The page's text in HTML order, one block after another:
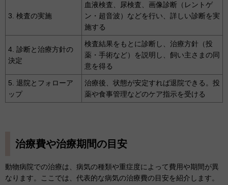
3. 検査の実施
血液検査、尿検査、画像診断（レントゲ
ン・超音波）などを行い、詳しい診断を実
施する
4. 診断と治療方針の
決定
検査結果をもとに診断し、治療方針（投
薬・手術など）を説明し、飼い主さまの同
意を得る
5. 退院とフォローア
ップ
治療後、状態が安定すれば退院できる。投
薬や食事管理などのケア指示を受ける
治療費や治療期間の目安
動物病院での治療は、病気の種類や重症度によって費用や期間が異
なります。ここでは、代表的な病気の治療費の目安を紹介します。